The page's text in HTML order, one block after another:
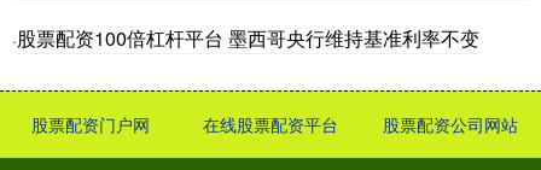
·股票配资100倍杠杆平台 墨西哥央行维持基准利率不变
股票配资门户网 在线股票配资平台 股票配资公司网站